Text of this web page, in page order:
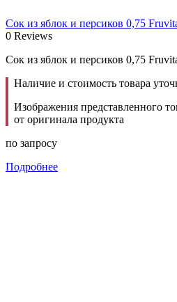
Сок из яблок и персиков 0,75
0 Reviews
Сок из яблок и персиков 0,75
Наличие и стоимость товара
Изображения представленного
от оригинала продукта
по запросу
Подробнее